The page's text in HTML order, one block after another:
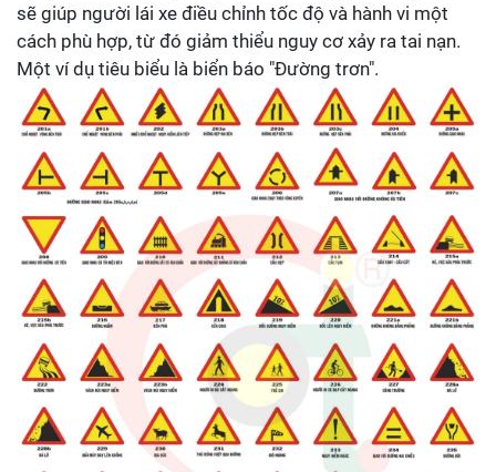
sẽ giúp người lái xe điều chỉnh tốc độ và hành vi một
cách phù hợp, từ đó giảm thiểu nguy cơ xảy ra tai nạn.
Một ví dụ tiêu biểu là biển báo "Đường trơn".